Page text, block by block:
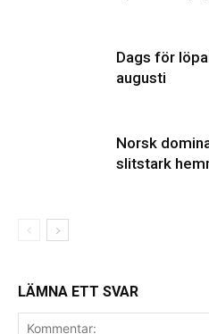
Dags för
augusti
Norsk
slitstark
LÄMNA ETT SVAR